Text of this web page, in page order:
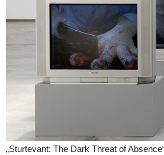
„Sturtevant: The Dark Threat of